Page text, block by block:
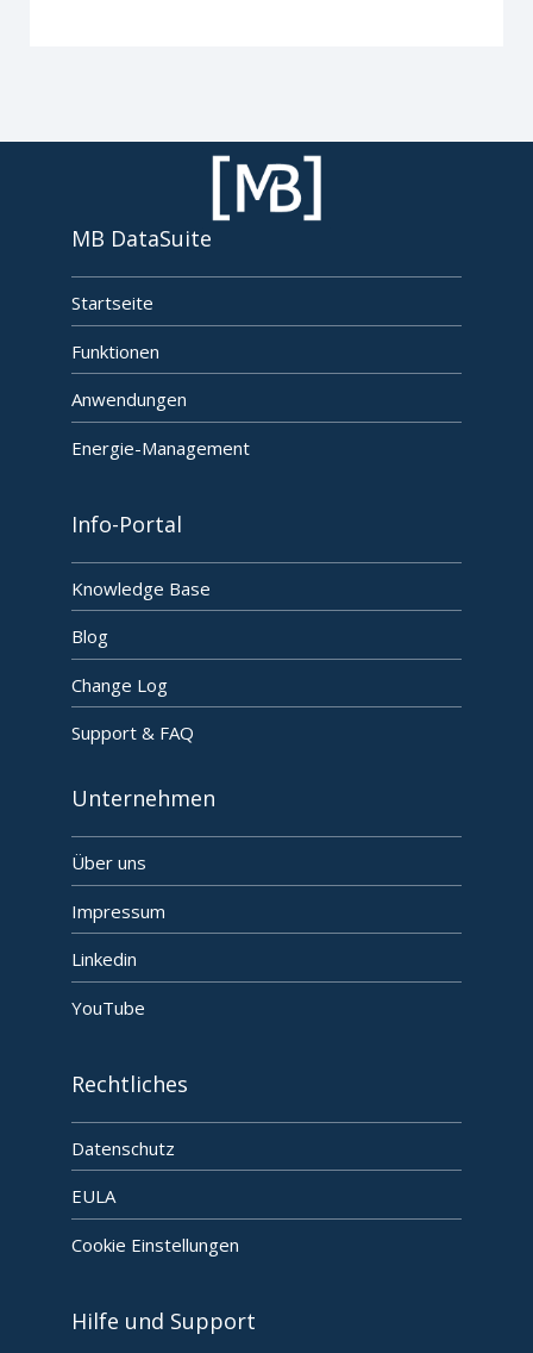
MB DataSuite
Startseite
Funktionen
Anwendungen
Energie-Management
Info-Portal
Knowledge Base
Blog
Change Log
Support & FAQ
Unternehmen
Über uns
Impressum
Linkedin
YouTube
Rechtliches
Datenschutz
EULA
Cookie Einstellungen
Hilfe und Support